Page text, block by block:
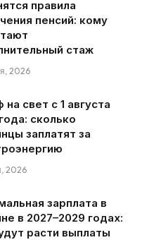
правила
пенсий: кому
стаж
2026
на свет с 1 августа
сколько
заплатят за
2026
зарплата в
в 2027–2029 годах:
расти выплаты